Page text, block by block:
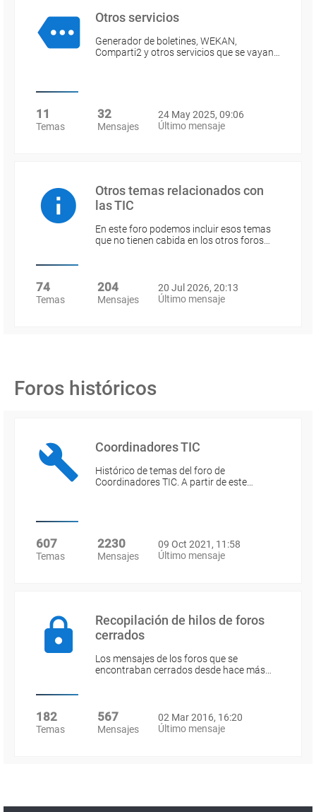
Otros servicios
Generador de boletines, WEKAN,
Comparti2 y otros servicios que se vayan…
11
Temas
32
Mensajes
24 May 2025, 09:06
Último mensaje
Otros temas relacionados con
las TIC
En este foro podemos incluir esos temas
que no tienen cabida en los otros foros…
74
Temas
204
Mensajes
20 Jul 2026, 20:13
Último mensaje
Foros históricos
Coordinadores TIC
Histórico de temas del foro de
Coordinadores TIC. A partir de este…
607
Temas
2230
Mensajes
09 Oct 2021, 11:58
Último mensaje
Recopilación de hilos de foros
cerrados
Los mensajes de los foros que se
encontraban cerrados desde hace más…
182
Temas
567
Mensajes
02 Mar 2016, 16:20
Último mensaje